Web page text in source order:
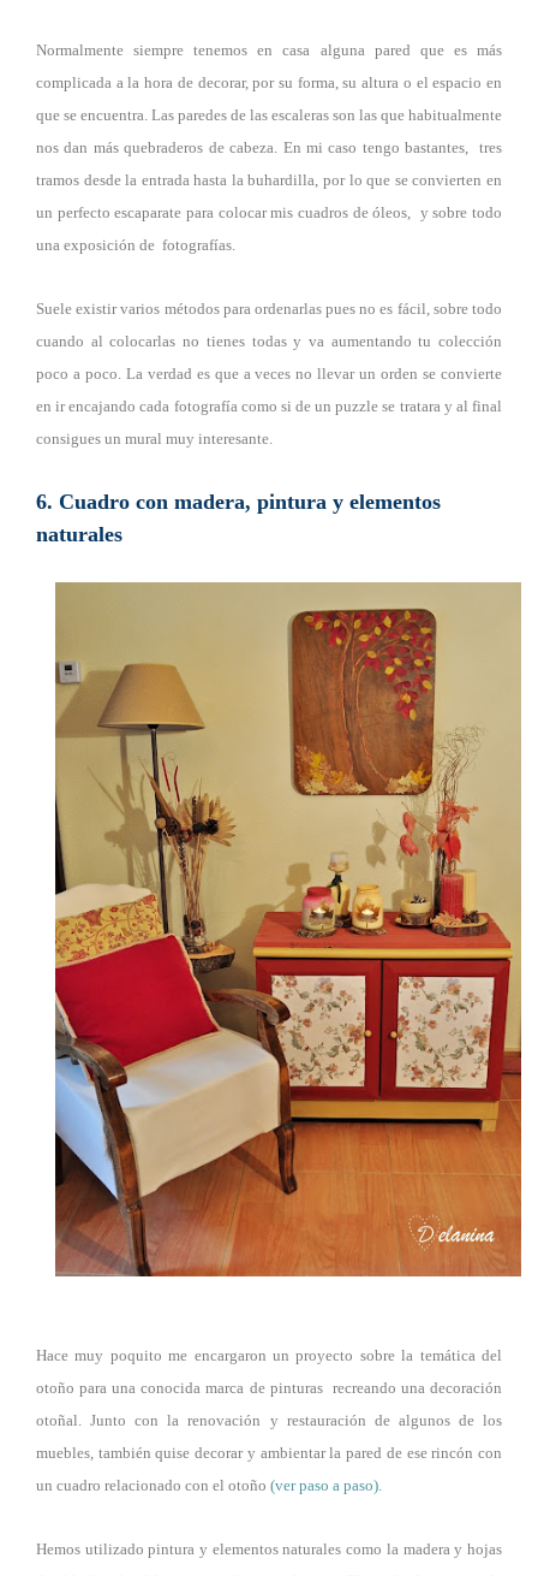
Normalmente siempre tenemos en casa alguna pared que es más
complicada a la hora de decorar, por su forma, su altura o el espacio en
que se encuentra. Las paredes de las escaleras son las que habitualmente
nos dan más quebraderos de cabeza. En mi caso tengo bastantes, tres
tramos desde la entrada hasta la buhardilla, por lo que se convierten en
un perfecto escaparate para colocar mis cuadros de óleos, y sobre todo
una exposición de fotografías.
Suele existir varios métodos para ordenarlas pues no es fácil, sobre todo
cuando al colocarlas no tienes todas y va aumentando tu colección
poco a poco. La verdad es que a veces no llevar un orden se convierte
en ir encajando cada fotografía como si de un puzzle se tratara y al final
consigues un mural muy interesante.
6. Cuadro con madera, pintura y elementos
naturales
Hace muy poquito me encargaron un proyecto sobre la temática del
otoño para una conocida marca de pinturas recreando una decoración
otoñal. Junto con la renovación y restauración de algunos de los
muebles, también quise decorar y ambientar la pared de ese rincón con
un cuadro relacionado con el otoño (ver paso a paso).
Hemos utilizado pintura y elementos naturales como la madera y hojas